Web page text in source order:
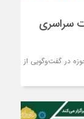
سراسری
در گفت‌وگویی از